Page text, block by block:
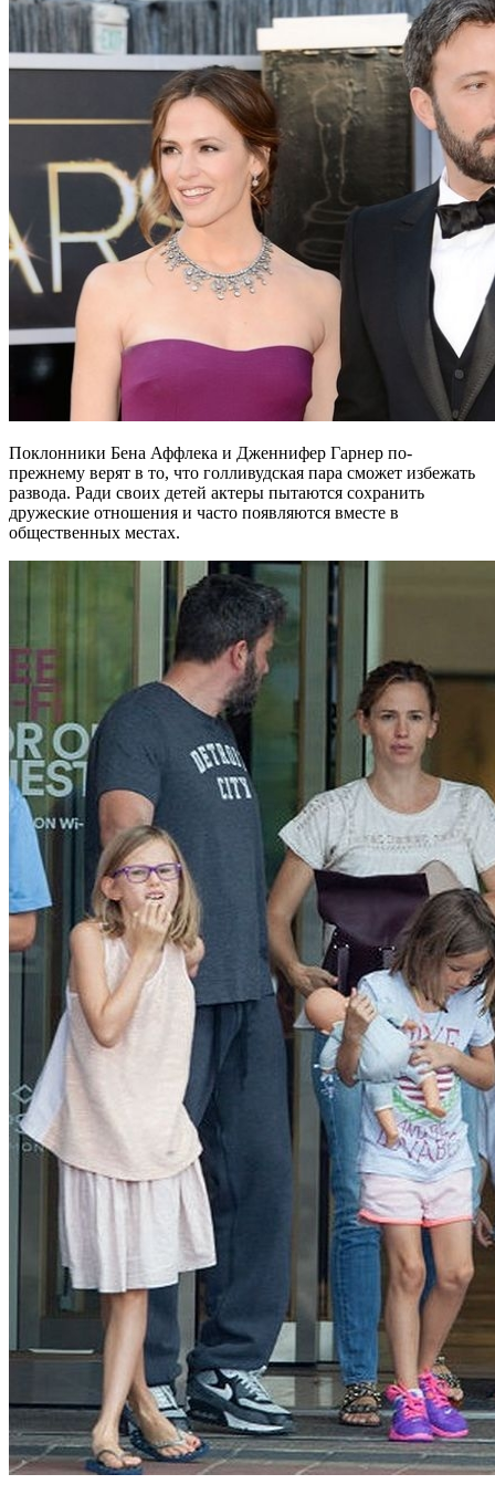
Поклонники Бена Аффлека и Дженнифер Гарнер по-
прежнему верят в то, что голливудская пара сможет избежать
развода. Ради своих детей актеры пытаются сохранить
дружеские отношения и часто появляются вместе в
общественных местах.